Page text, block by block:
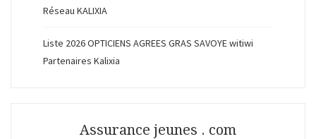
Réseau KALIXIA
Liste 2026 OPTICIENS AGREES GRAS SAVOYE witiwi
Partenaires Kalixia
Assurance jeunes . com